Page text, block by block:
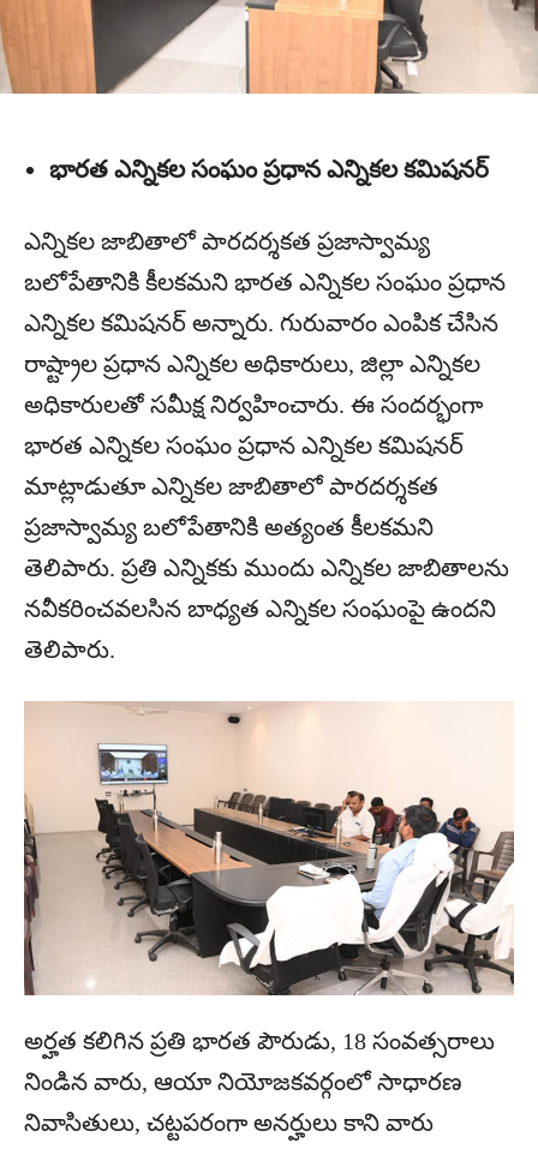
భారత ఎన్నికల సంఘం ప్రధాన ఎన్నికల కమిషనర్
ఎన్నికల జాబితాలో పారదర్శకత ప్రజాస్వామ్య
బలోపేతానికి కీలకమని భారత ఎన్నికల సంఘం ప్రధాన
ఎన్నికల కమిషనర్ అన్నారు. గురువారం ఎంపిక చేసిన
రాష్ట్రాల ప్రధాన ఎన్నికల అధికారులు, జిల్లా ఎన్నికల
అధికారులతో సమీక్ష నిర్వహించారు. ఈ సందర్భంగా
భారత ఎన్నికల సంఘం ప్రధాన ఎన్నికల కమిషనర్
మాట్లాడుతూ ఎన్నికల జాబితాలో పారదర్శకత
ప్రజాస్వామ్య బలోపేతానికి అత్యంత కీలకమని
తెలిపారు. ప్రతి ఎన్నికకు ముందు ఎన్నికల జాబితాలను
నవీకరించవలసిన బాధ్యత ఎన్నికల సంఘంపై ఉందని
తెలిపారు.
అర్హత కలిగిన ప్రతి భారత పౌరుడు, 18 సంవత్సరాలు
నిండిన వారు, ఆయా నియోజకవర్గంలో సాధారణ
నివాసితులు, చట్టపరంగా అనర్హులు కాని వారు